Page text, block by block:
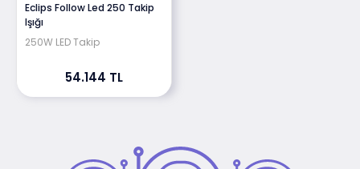
Eclips Follow Led 250 Takip
Işığı
250W LED Takip
54.144 TL